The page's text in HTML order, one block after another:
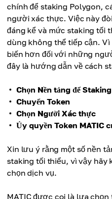
chính để staking Polygon,
người xác thực. Việc này
đáng kể và mức staking tối
dùng không thể tiếp cận.
biến hơn đối với những
đây là hướng dẫn về cách
Chọn Nền tảng để
Chuyển Token
Chọn Người Xác thực
Ủy quyền Token MATIC
Xin lưu ý rằng một số nền
staking tối thiểu, vì vậy
chọn dịch vụ.
MATIC được coi là lựa